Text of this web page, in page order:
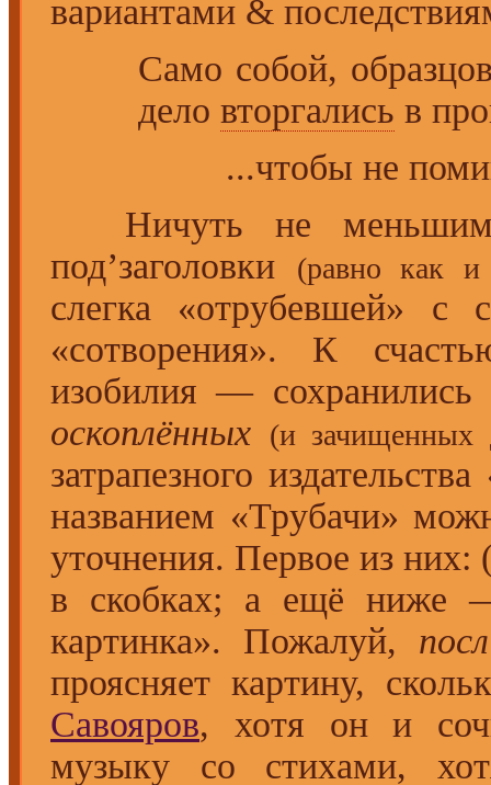
вариантами &
Само собой,
дело вторгались в
...чтобы не
Ничуть не меньшим
под’заголовки
(равно как и
слегка «отрубевшей» с
«сотворения». К
изобилия —
оскоплённых (и зачищенных
затрапезного
названием «Трубачи»
уточнения. Первое из них:
в скобках; а ещё ниже —
картинка». Пожалуй,
проясняет картину,
Савояров, хотя он и
музыку со стихами,